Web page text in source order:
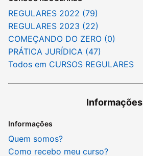
REGULARES 2022 (79)
REGULARES 2023 (22)
COMEÇANDO DO ZERO (0)
PRÁTICA JURÍDICA (47)
Todos em CURSOS REGULARES
Informações
Informações
Quem somos?
Como recebo meu curso?